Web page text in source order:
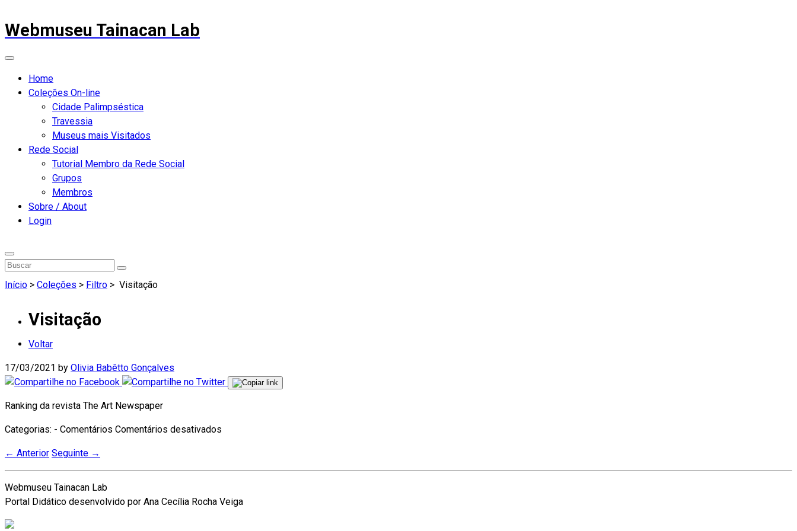
Webmuseu Tainacan Lab
Home
Coleções On-line
Cidade Palimpséstica
Travessia
Museus mais Visitados
Rede Social
Tutorial Membro da Rede Social
Grupos
Membros
Sobre / About
Login
Início > Coleções > Filtro > Visitação
Visitação
Voltar
17/03/2021 by Olivia Babêtto Gonçalves
Ranking da revista The Art Newspaper
Categorias: - Comentários Comentários desativados
← Anterior Seguinte →
Webmuseu Tainacan Lab
Portal Didático desenvolvido por Ana Cecília Rocha Veiga